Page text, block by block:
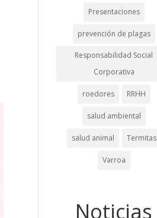
Presentaciones
prevención de plagas
Responsabilidad Social
Corporativa
roedores RRHH
salud ambiental
salud animal Termitas
Varroa
Noticias